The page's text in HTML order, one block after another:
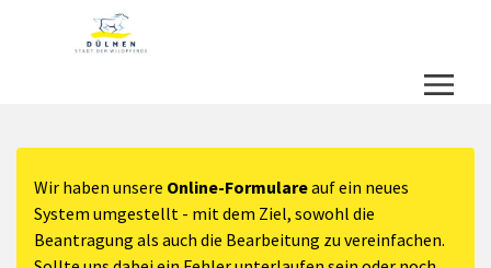
Zum Header
Zum Hauptinhalt
Zum Footer
Zum Hauptinhalt springen
Wir haben unsere Online-Formulareauf ein neues
System umgestellt - mit dem Ziel, sowohl die
Beantragung als auch die Bearbeitung zu vereinfachen.